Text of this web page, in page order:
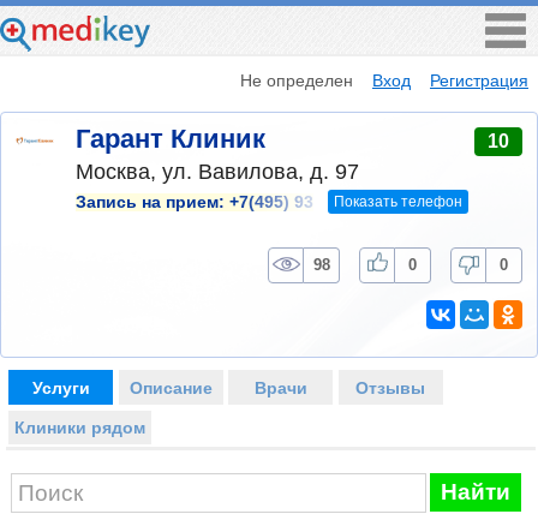
Не определен Вход Регистрация
Гарант Клиник 10
Москва, ул. Вавилова, д. 97
Запись на прием: +7(495) 93 Показать телефон
98 0 0
Услуги Описание Врачи Отзывы
Клиники рядом
Найти